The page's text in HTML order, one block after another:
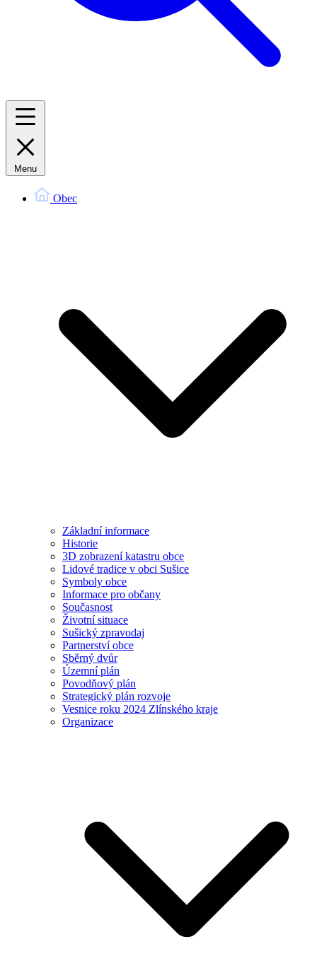
Menu
Obec
Základní informace
Historie
3D zobrazení katastru obce
Lidové tradice v obci Sušice
Symboly obce
Informace pro občany
Současnost
Životní situace
Sušický zpravodaj
Partnerství obce
Sběrný dvůr
Územní plán
Povodňový plán
Strategický plán rozvoje
Vesnice roku 2024 Zlínského kraje
Organizace